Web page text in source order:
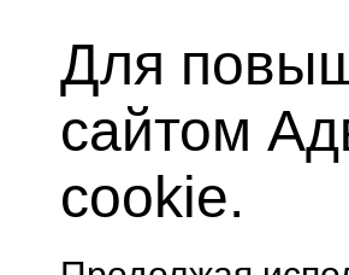
Для
сайтом
cookie.